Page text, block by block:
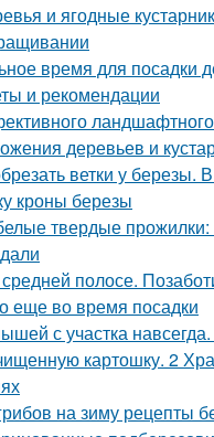
и ягодные
время для посадки
и рекомендации
деревьев и
ветки у березы.
кроны березы
твердые прожилки:
полосе.
еще во время посадки
с участка
картошку. 2
на зиму рецепты